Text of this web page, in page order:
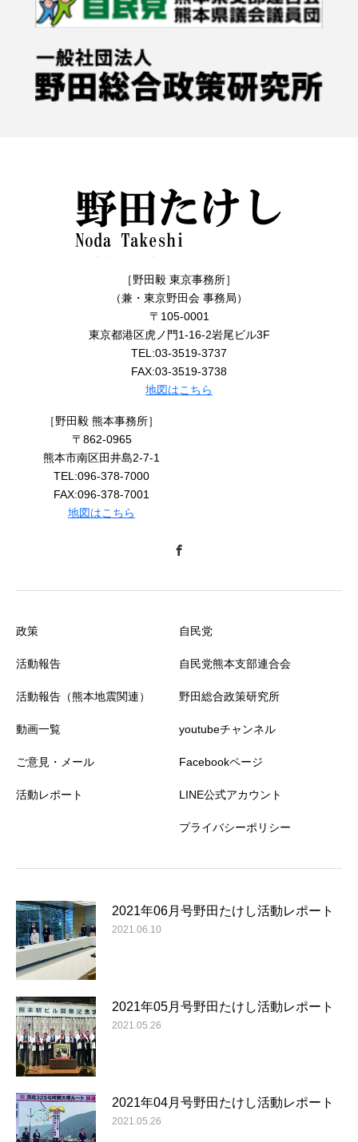
［野田毅 東京事務所］
（兼・東京野田会 事務局）
〒105-0001
東京都港区虎ノ門1-16-2岩尾ビル3F
TEL:03-3519-3737
FAX:03-3519-3738
地図はこちら
［野田毅 熊本事務所］
〒862-0965
熊本市南区田井島2-7-1
TEL:096-378-7000
FAX:096-378-7001
地図はこちら
政策
活動報告
活動報告（熊本地震関連）
動画一覧
ご意見・メール
活動レポート
自民党
自民党熊本支部連合会
野田総合政策研究所
youtubeチャンネル
Facebookページ
LINE公式アカウント
プライバシーポリシー
2021年06月号野田たけし活動レポート
2021.06.10
2021年05月号野田たけし活動レポート
2021.05.26
2021年04月号野田たけし活動レポート
2021.05.26